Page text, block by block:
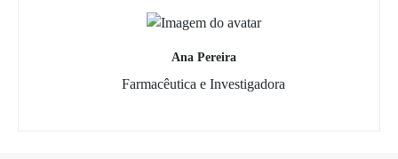
Ana Pereira
Farmacêutica e Investigadora